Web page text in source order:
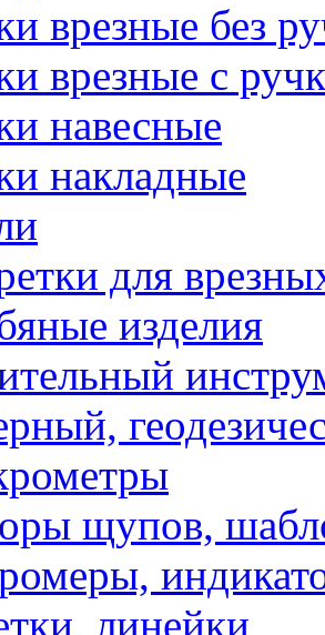
врезные без
врезные с
навесные
накладные
для
изделия
щупов,
линейки